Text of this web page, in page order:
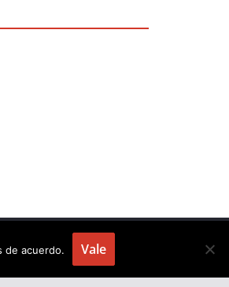
de acuerdo. Vale